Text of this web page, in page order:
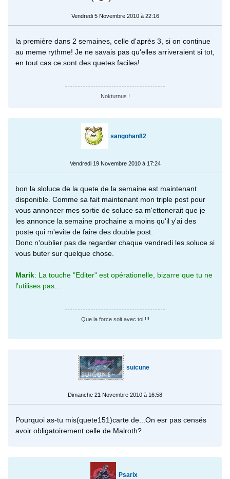
Vendredi 5 Novembre 2010 à 22:16
la première dans 2 semaines, celle d'après 3, si on continue
au meme rythme! Je ne savais pas qu'elles arriveraient si tot,
en tout cas ce sont des quetes faciles!
Nokturnus !
sangohan82
Vendredi 19 Novembre 2010 à 17:24
bon la sloluce de la quete de la semaine est maintenant
disponible. Comme sa fait maintenant mon triple post pour
vous annoncer mes sortie de soluce sa m'ettonerait que je
les annonce la semaine prochaine a moins qu'il y'ai des
poste qui m'evite de faire des double post.
Donc n'oublier pas de regarder chaque vendredi les soluce si
vous buter sur quelque chose.
Marik: La touche "Editer" est opérationelle, bizarre que tu ne
l'utilises pas...
Que la force soit avec toi !!!
suicune
Dimanche 21 Novembre 2010 à 16:58
Pourquoi as-tu mis(quete151)carte de...On esr pas censés
avoir obligatoirement celle de Malroth?
Psarix